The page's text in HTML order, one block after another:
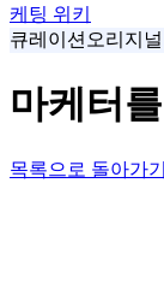
케팅 위키
큐레이션 오리지널
마케터
목록으로 돌아가기